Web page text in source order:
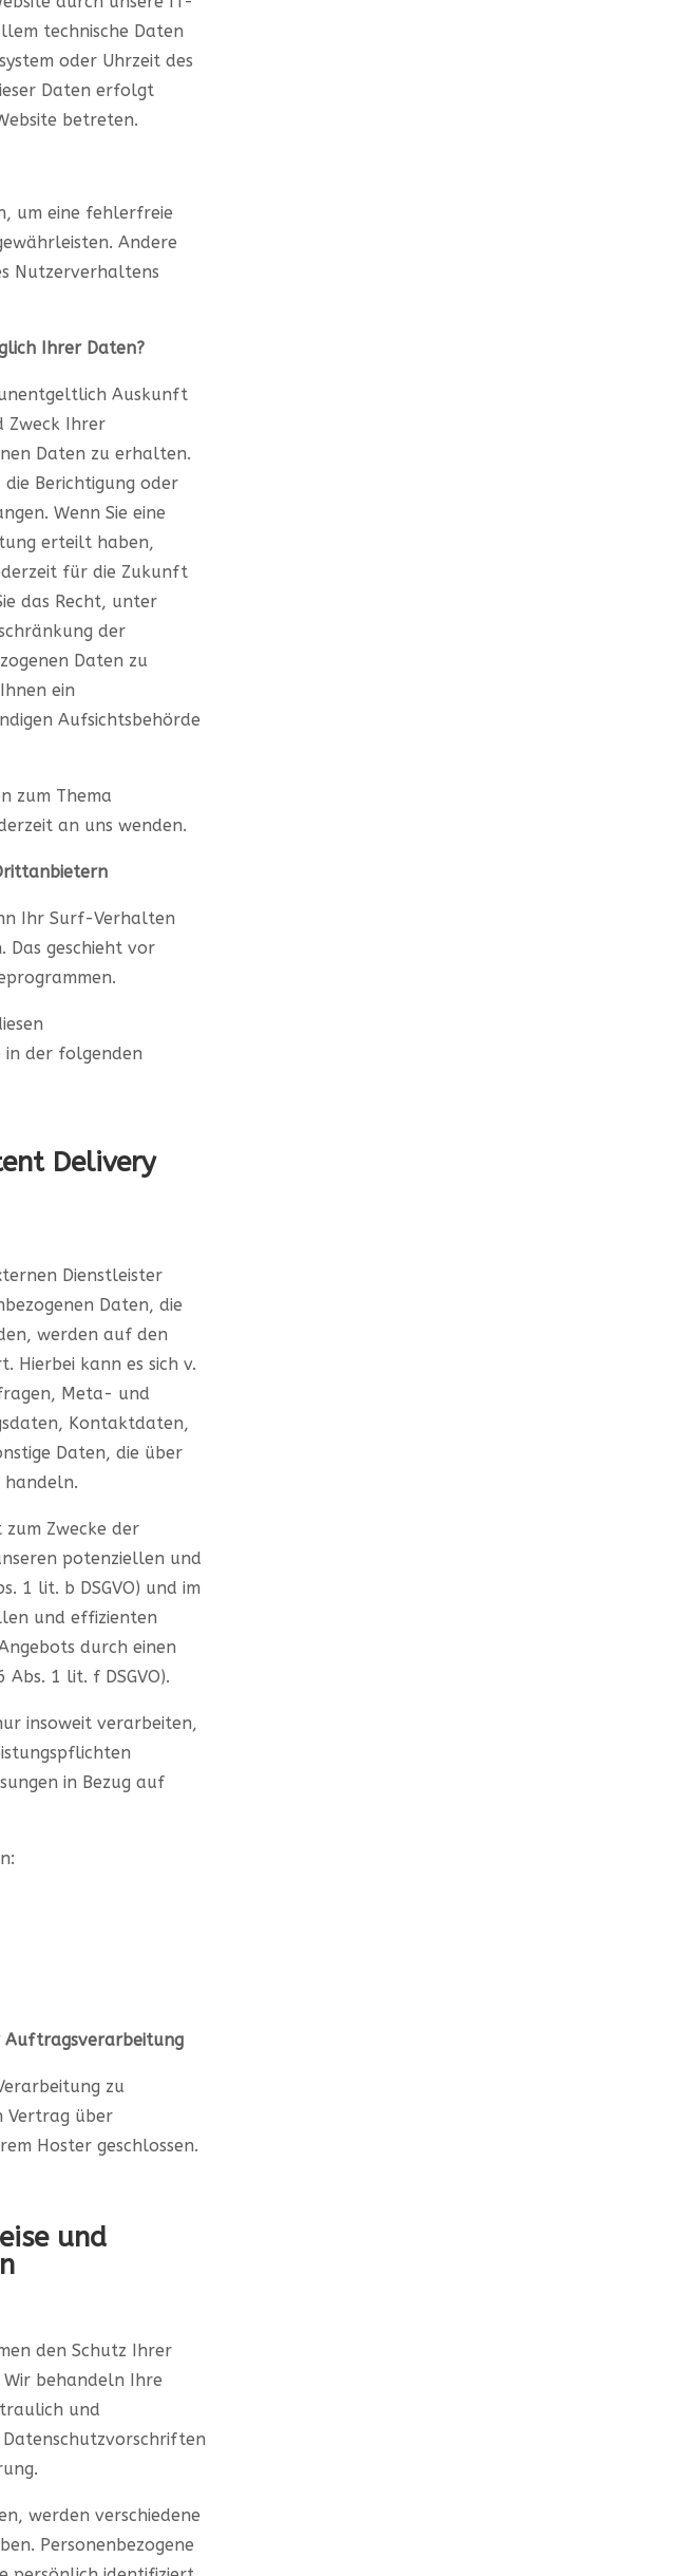
technische Daten
oder Uhrzeit des
Daten erfolgt
betreten.
um eine fehlerfreie
Andere
Nutzerverhaltens
Ihrer Daten?
Auskunft
Zweck Ihrer
Daten zu erhalten.
die Berichtigung oder
Wenn Sie eine
erteilt haben,
für die Zukunft
das Recht, unter
der
Daten zu
ein
Aufsichtsbehörde
zum Thema
an uns wenden.
Ihr Surf-Verhalten
Das geschieht vor
in der folgenden
Delivery
Dienstleister
Daten, die
werden auf den
Hierbei kann es sich v.
Meta- und
Kontaktdaten,
Daten, die über
handeln.
Zwecke der
potenziellen und
1 lit. b DSGVO) und im
und effizienten
durch einen
1 lit. f DSGVO).
insoweit verarbeiten,
in Bezug auf
Auftragsverarbeitung
zu
Vertrag über
Hoster geschlossen.
und
den Schutz Ihrer
behandeln Ihre
und
werden verschiedene
Personenbezogene